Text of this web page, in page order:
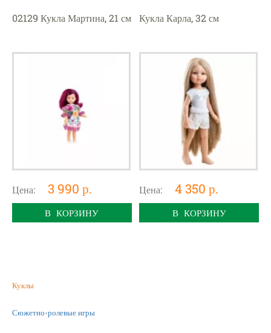
02129 Кукла Мартина, 21 см
Цена: 3 990 р.
В КОРЗИНУ
Кукла Карла, 32 см
Цена: 4 350 р.
В КОРЗИНУ
Куклы
Сюжетно-ролевые игры